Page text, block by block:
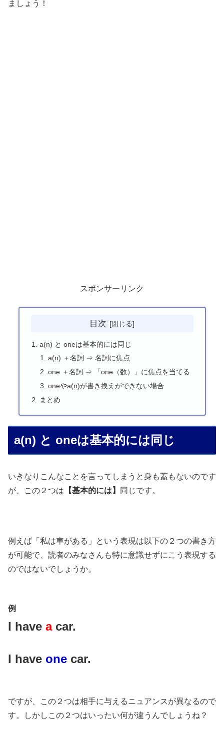
ましょう！
スポンサーリンク
目次
a(n) と oneは基本的には同じ
a(n) ＋名詞 ⇒ 名詞に焦点
one ＋名詞 ⇒ 「one（数）」に焦点を当てる
oneやa(n)が書き換えができない場合
まとめ
a(n) と oneは基本的には同じ
いきなりこんなことを言ってしまうと身も蓋もないのです
が、この２つは 【基本的には】 同じです。
例えば「私は車がある」という表現は以下の２つの書き方
が可能で、読者のみなさんも特に意識せずにこう表現する
のではないでしょうか。
例
I have acar.
I have one car.
ですが、この２つは相手に与えるニュアンスが異なるので
す。しかしこの２つはいったい何が違うんでしょうね？